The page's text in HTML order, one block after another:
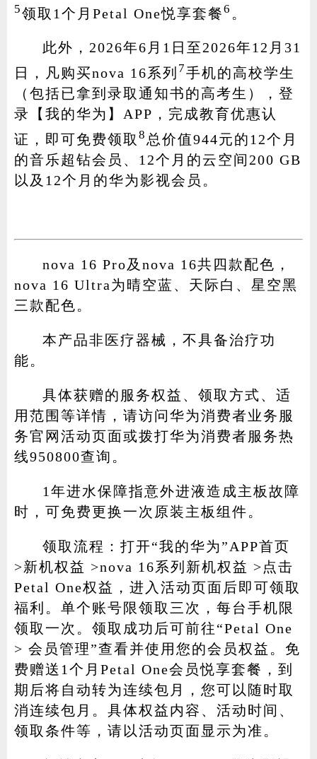
5领取1个月Petal One悦享套餐6 。
此外，2026年6月1日至2026年12月31
日，凡购买nova 16系列 7手机的高校学生
（包括已拿到录取通知书的高考生），登
录【我的华为】APP，完成教育优惠认
证，即可免费领取 8 总价值944元的12个月
的音乐超钻会员、12个月的云空间200 GB
以及12个月的华为影视会员。
nova 16 Pro及nova 16共四款配色，
nova 16 Ultra为晴空蓝、天际白、星空黑
三款配色。
本产品非医疗器械，不具备治疗功
能。
具体获赠的服务权益、领取方式、适
用范围等详情，请访问华为消费者业务服
务官网活动页面或拨打华为消费者服务热
线950800查询。
1年进水保障指意外进液造成主板故障
时，可免费更换一次原装主板组件。
领取流程：打开“我的华为”APP首页
>新机权益 >nova 16系列新机权益 >点击
Petal One权益，进入活动页面后即可领取
福利。单个账号限领取三次，每台手机限
领取一次。领取成功后可前往“Petal One
> 会员管理”查看并使用您的会员权益。免
费赠送1个月Petal One会员悦享套餐，到
期后将自动转为连续包月，您可以随时取
消连续包月。具体权益内容、活动时间、
领取条件等，请以活动页面显示为准。